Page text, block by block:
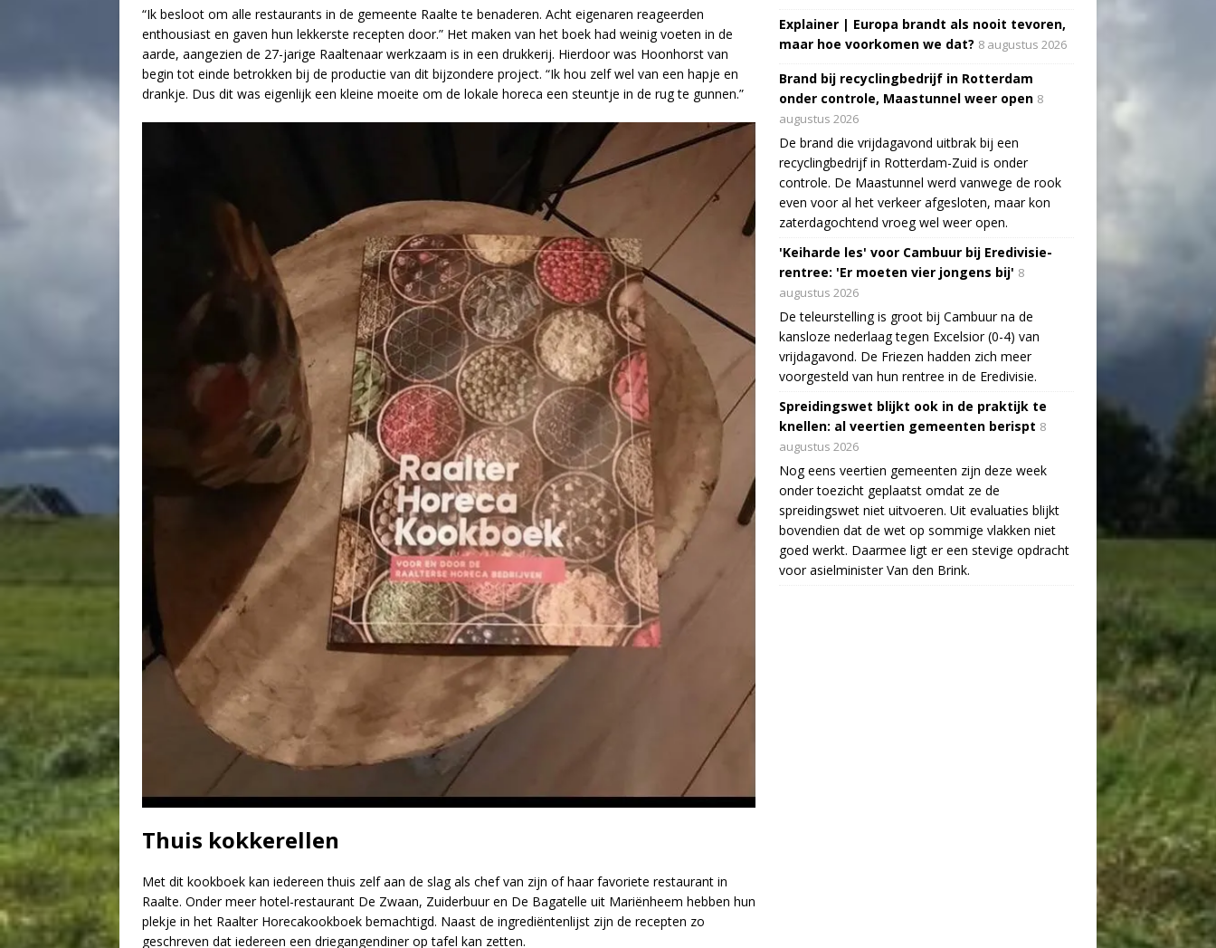
“Ik besloot om alle restaurants in de gemeente Raalte te benaderen. Acht eigenaren reageerden
enthousiast en gaven hun lekkerste recepten door.” Het maken van het boek had weinig voeten in de
aarde, aangezien de 27-jarige Raaltenaar werkzaam is in een drukkerij. Hierdoor was Hoonhorst van
begin tot einde betrokken bij de productie van dit bijzondere project. “Ik hou zelf wel van een hapje en
drankje. Dus dit was eigenlijk een kleine moeite om de lokale horeca een steuntje in de rug te gunnen.”
Thuis kokkerellen
Met dit kookboek kan iedereen thuis zelf aan de slag als chef van zijn of haar favoriete restaurant in
Raalte. Onder meer hotel-restaurant De Zwaan, Zuiderbuur en De Bagatelle uit Mariënheem hebben hun
plekje in het Raalter Horecakookboek bemachtigd. Naast de ingrediëntenlijst zijn de recepten zo
geschreven dat iedereen een driegangendiner op tafel kan zetten.
Explainer | Europa brandt als nooit tevoren,
maar hoe voorkomen we dat? 8 augustus 2026
Brand bij recyclingbedrijf in Rotterdam
onder controle, Maastunnel weer open 8
augustus 2026
De brand die vrijdagavond uitbrak bij een
recyclingbedrijf in Rotterdam-Zuid is onder
controle. De Maastunnel werd vanwege de rook
even voor al het verkeer afgesloten, maar kon
zaterdagochtend vroeg wel weer open.
'Keiharde les' voor Cambuur bij Eredivisie-
rentree: 'Er moeten vier jongens bij' 8
augustus 2026
De teleurstelling is groot bij Cambuur na de
kansloze nederlaag tegen Excelsior (0-4) van
vrijdagavond. De Friezen hadden zich meer
voorgesteld van hun rentree in de Eredivisie.
Spreidingswet blijkt ook in de praktijk te
knellen: al veertien gemeenten berispt 8
augustus 2026
Nog eens veertien gemeenten zijn deze week
onder toezicht geplaatst omdat ze de
spreidingswet niet uitvoeren. Uit evaluaties blijkt
bovendien dat de wet op sommige vlakken niet
goed werkt. Daarmee ligt er een stevige opdracht
voor asielminister Van den Brink.